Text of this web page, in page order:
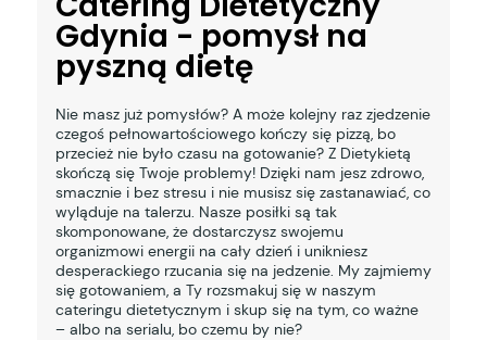
Gdynia - pomysł na
pyszną dietę
Nie masz już pomysłów? A może kolejny raz zjedzenie
czegoś pełnowartościowego kończy się pizzą, bo
przecież nie było czasu na gotowanie? Z Dietykietą
skończą się Twoje problemy! Dzięki nam jesz zdrowo,
smacznie i bez stresu i nie musisz się zastanawiać, co
wyląduje na talerzu. Nasze posiłki są tak
skomponowane, że dostarczysz swojemu
organizmowi energii na cały dzień i unikniesz
desperackiego rzucania się na jedzenie. My zajmiemy
się gotowaniem, a Ty rozsmakuj się w naszym
cateringu dietetycznym i skup się na tym, co ważne
– albo na serialu, bo czemu by nie?